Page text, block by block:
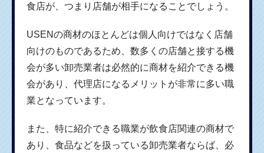
食店が、つまり店舗が相手になることでしょう。
USENの商材のほとんどは個人向けではなく店舗
向けのものであるため、数多くの店舗と接する機
会が多い卸売業者は必然的に商材を紹介できる機
会があり、代理店になるメリットが非常に多い職
業となっています。
また、特に紹介できる職業が飲食店関連の商材で
あり、食品などを扱っている卸売業者ならば、必